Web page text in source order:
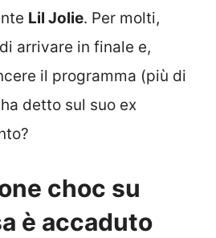
Lil Jolie. Per molti,
arrivare in finale e,
il programma (più di
detto sul suo ex
choc su
è accaduto